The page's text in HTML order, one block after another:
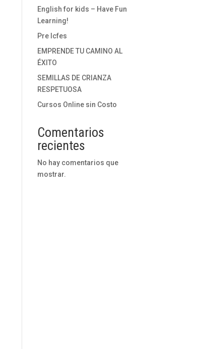
English for kids – Have Fun
Learning!
Pre Icfes
EMPRENDE TU CAMINO AL
ÉXITO
SEMILLAS DE CRIANZA
RESPETUOSA
Cursos Online sin Costo
Comentarios
recientes
No hay comentarios que
mostrar.